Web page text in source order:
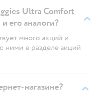
Ultra Comfort
его аналоги?
много акций и
ними в разделе акций
магазине?